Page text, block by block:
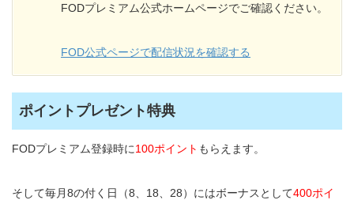
FODプレミアム公式ホームページでご確認ください。
FOD公式ページで配信状況を確認する
ポイントプレゼント特典
FODプレミアム登録時に100ポイント もらえます。
そして毎月8の付く日（8、18、28）にはボーナスとして400ポイ